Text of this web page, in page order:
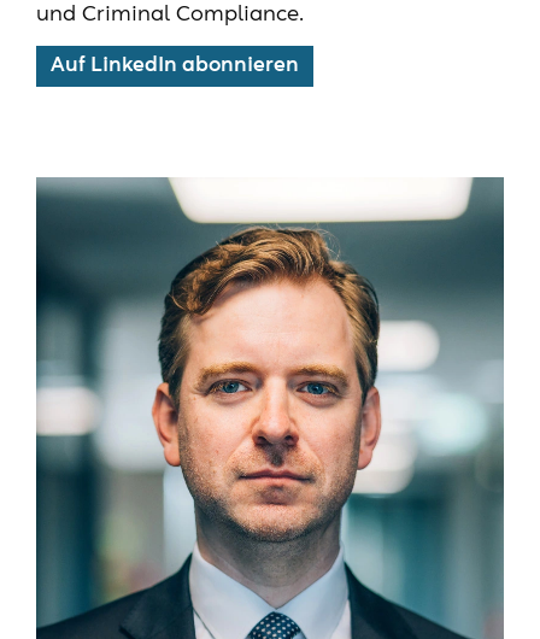
und Criminal Compliance.
Auf LinkedIn abonnieren